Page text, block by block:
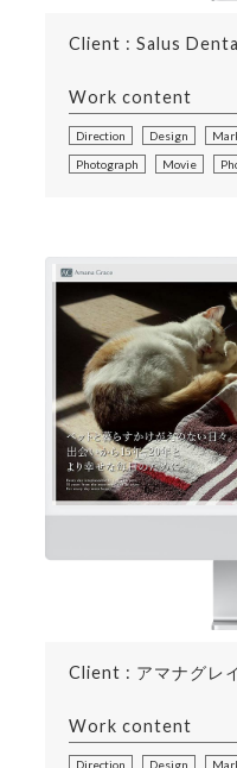
Client : Salus
Work content
Direction Design
Photograph
Movie
Client : アマナグレ
Work content
Direction Design